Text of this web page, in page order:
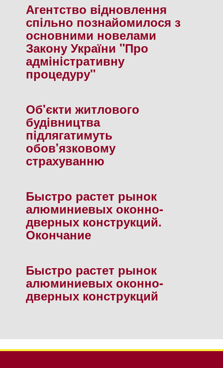
Агентство вiдновлення
спiльно познайомилося з
основними новелами
Закону України "Про
адмiнiстративну
процедуру"
Об'єкти житлового
будiвництва
пiдлягатимуть
обов'язковому
страхуванню
Быстро растет рынок
алюминиевых оконно-
дверных конструкций.
Окончание
Быстро растет рынок
алюминиевых оконно-
дверных конструкций